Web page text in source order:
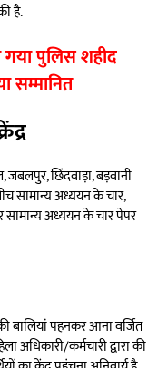
है.
गया पुलिस शहीद
सम्मानित
जबलपुर, छिंदवाड़ा, बड़वानी
सामान्य अध्ययन के चार,
सामान्य अध्ययन के चार पेपर
बालियां पहनकर आना वर्जित
अधिकारी/कर्मचारी द्वारा की